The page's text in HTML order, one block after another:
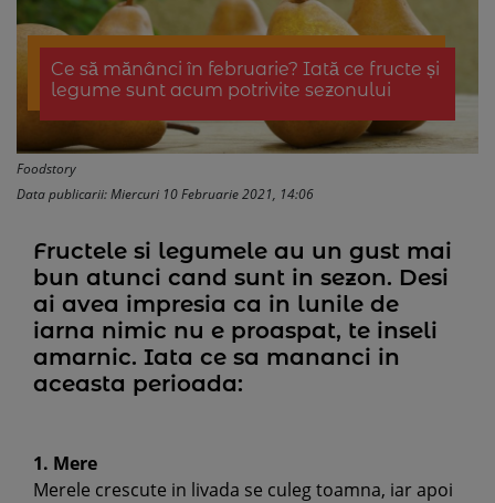
Ce să mănânci în februarie? Iată ce fructe și
legume sunt acum potrivite sezonului
Foodstory
Data publicarii: Miercuri 10 Februarie 2021, 14:06
Fructele si legumele au un gust mai
bun atunci cand sunt in sezon. Desi
ai avea impresia ca in lunile de
iarna nimic nu e proaspat, te inseli
amarnic. Iata ce sa mananci in
aceasta perioada:
1. Mere
Merele crescute in livada se culeg toamna, iar apoi